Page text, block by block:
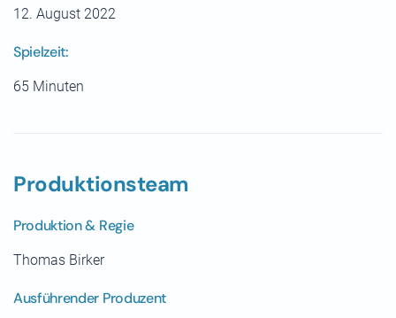
12. August 2022
Spielzeit:
65 Minuten
Produktionsteam
Produktion & Regie
Thomas Birker
Ausführender Produzent